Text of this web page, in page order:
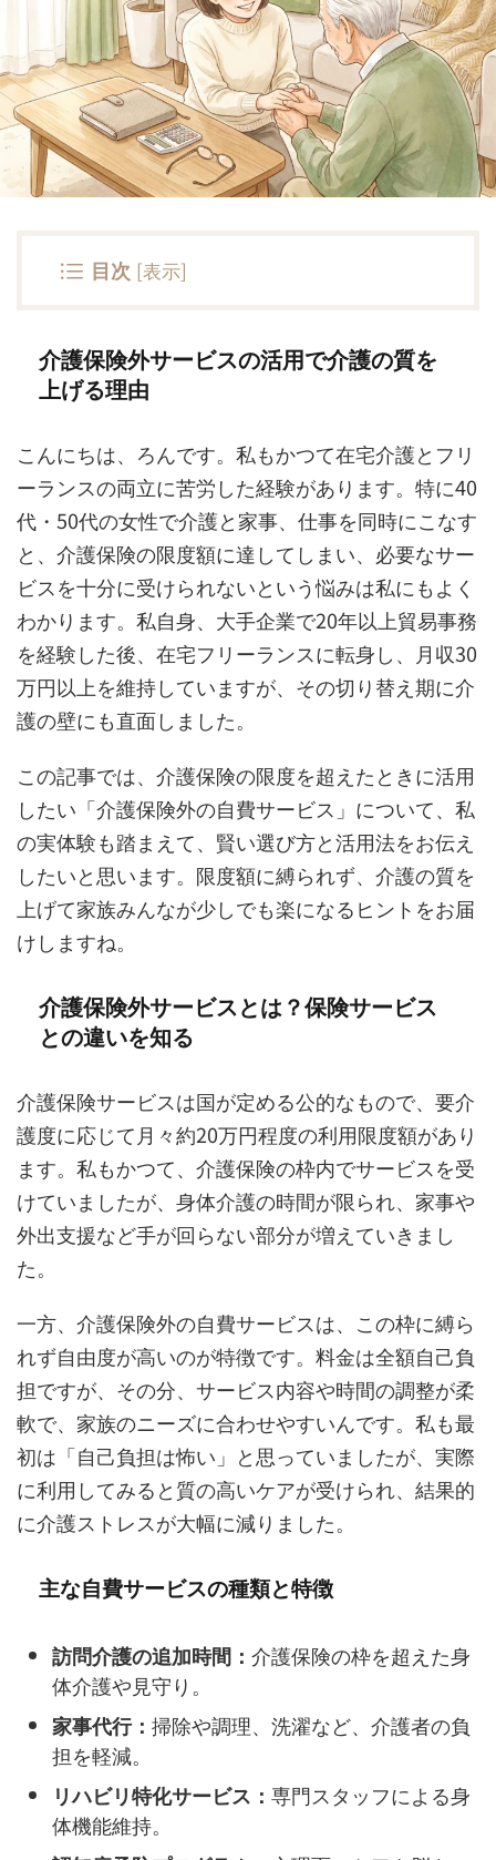
目次 [表示]
介護保険外サービスの活用で介護の質を
上げる理由
こんにちは、ろんです。私もかつて在宅介護とフリ
ーランスの両立に苦労した経験があります。特に40
代・50代の女性で介護と家事、仕事を同時にこなす
と、介護保険の限度額に達してしまい、必要なサー
ビスを十分に受けられないという悩みは私にもよく
わかります。私自身、大手企業で20年以上貿易事務
を経験した後、在宅フリーランスに転身し、月収30
万円以上を維持していますが、その切り替え期に介
護の壁にも直面しました。
この記事では、介護保険の限度を超えたときに活用
したい「介護保険外の自費サービス」について、私
の実体験も踏まえて、賢い選び方と活用法をお伝え
したいと思います。限度額に縛られず、介護の質を
上げて家族みんなが少しでも楽になるヒントをお届
けしますね。
介護保険外サービスとは？保険サービス
との違いを知る
介護保険サービスは国が定める公的なもので、要介
護度に応じて月々約20万円程度の利用限度額があり
ます。私もかつて、介護保険の枠内でサービスを受
けていましたが、身体介護の時間が限られ、家事や
外出支援など手が回らない部分が増えていきまし
た。
一方、介護保険外の自費サービスは、この枠に縛ら
れず自由度が高いのが特徴です。料金は全額自己負
担ですが、その分、サービス内容や時間の調整が柔
軟で、家族のニーズに合わせやすいんです。私も最
初は「自己負担は怖い」と思っていましたが、実際
に利用してみると質の高いケアが受けられ、結果的
に介護ストレスが大幅に減りました。
主な自費サービスの種類と特徴
訪問介護の追加時間： 介護保険の枠を超えた身
体介護や見守り。
家事代行： 掃除や調理、洗濯など、介護者の負
担を軽減。
リハビリ特化サービス： 専門スタッフによる身
体機能維持。